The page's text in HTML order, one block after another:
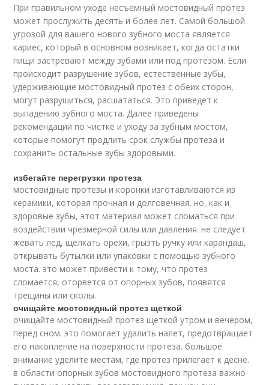
При правильном уходе несъемный мостовидный протез
может прослужить десять и более лет. Самой большой
угрозой для вашего нового зубного моста является
кариес, который в основном возникает, когда остатки
пищи застревают между зубами или под протезом. Если
происходит разрушение зубов, естественные зубы,
удерживающие мостовидный протез с обеих сторон,
могут разрушиться, расшататься. Это приведет к
выпадению зубного моста. Далее приведены
рекомендации по чистке и уходу за зубным мостом,
которые помогут продлить срок службы протеза и
сохранить остальные зубы здоровыми.
избегайте перегрузки протеза
мостовидные протезы и коронки изготавливаются из
керамики, которая прочная и долговечная. но, как и
здоровые зубы, этот материал может сломаться при
воздействии чрезмерной силы или давления. не следует
жевать лед, щелкать орехи, грызть ручку или карандаш,
открывать бутылки или упаковки с помощью зубного
моста. это может привести к тому, что протез
сломается, оторвется от опорных зубов, появятся
трещины или сколы.
очищайте мостовидный протез щеткой
очищайте мостовидный протез щеткой утром и вечером,
перед сном. это помогает удалить налет, предотвращает
его накопление на поверхности протеза. большое
внимание уделите местам, где протез прилегает к десне.
в области опорных зубов мостовидного протеза важно